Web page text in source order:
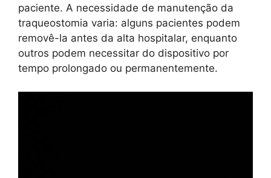
paciente. A necessidade de manutenção da
traqueostomia varia: alguns pacientes podem
removê-la antes da alta hospitalar, enquanto
outros podem necessitar do dispositivo por
tempo prolongado ou permanentemente.